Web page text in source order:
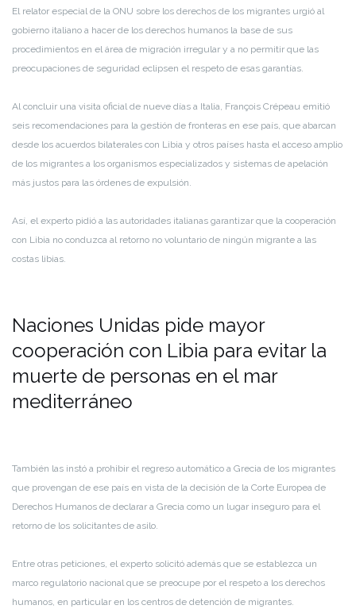
El relator especial de la ONU sobre los derechos de los migrantes urgió al
gobierno italiano a hacer de los derechos humanos la base de sus
procedimientos en el área de migración irregular y a no permitir que las
preocupaciones de seguridad eclipsen el respeto de esas garantías.
Al concluir una visita oficial de nueve días a Italia, François Crépeau emitió
seis recomendaciones para la gestión de fronteras en ese país, que abarcan
desde los acuerdos bilaterales con Libia y otros países hasta el acceso amplio
de los migrantes a los organismos especializados y sistemas de apelación
más justos para las órdenes de expulsión.
Así, el experto pidió a las autoridades italianas garantizar que la cooperación
con Libia no conduzca al retorno no voluntario de ningún migrante a las
costas libias.
Naciones Unidas pide mayor
cooperación con Libia para evitar la
muerte de personas en el mar
mediterráneo
También las instó a prohibir el regreso automático a Grecia de los migrantes
que provengan de ese país en vista de la decisión de la Corte Europea de
Derechos Humanos de declarar a Grecia como un lugar inseguro para el
retorno de los solicitantes de asilo.
Entre otras peticiones, el experto solicitó además que se establezca un
marco regulatorio nacional que se preocupe por el respeto a los derechos
humanos, en particular en los centros de detención de migrantes.